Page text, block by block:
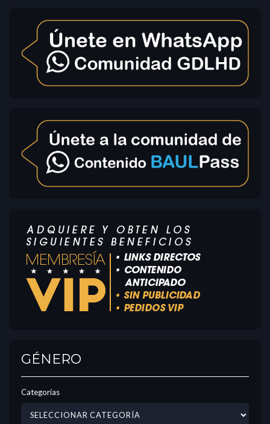
GÉNERO
Categorías